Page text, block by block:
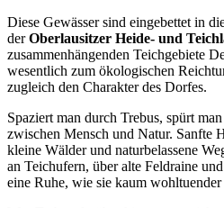
Diese Gewässer sind eingebettet in
derOberlausitzer Heide- und
zusammenhängenden Teichgebiete
wesentlich zum ökologischen
zugleich den Charakter des Dorfes.
Spaziert man durch Trebus, spürt
zwischen Mensch und Natur. Sanfte
kleine Wälder und naturbelassene
an Teichufern, über alte Feldraine
eine Ruhe, wie sie kaum wohltuender